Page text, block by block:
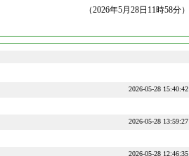
（2026年5月28日11時58分）
2026-05-28 15:40:42
2026-05-28 13:59:27
2026-05-28 12:46:35